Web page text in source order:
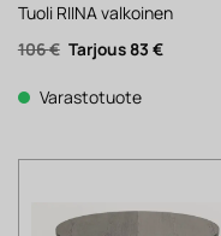
Tuoli RIINA valkoinen
106€ Alkuperäinen
hinta
106 €.
83 €Nykyinen
Varastotuote